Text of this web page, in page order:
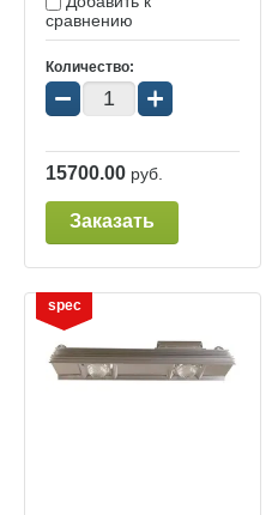
сравнению
Количество:
− +
15700.00 руб.
Заказать
spec